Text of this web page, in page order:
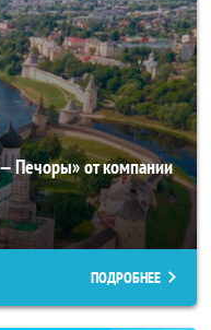
Печоры» от компании
ПОДРОБНЕЕ